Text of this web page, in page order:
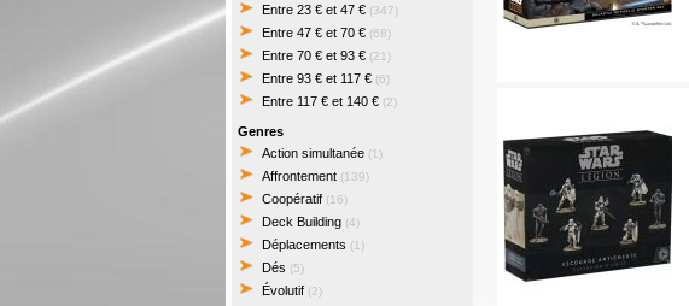
Entre 23 € et 47 € (347)
Entre 47 € et 70 € (68)
Entre 70 € et 93 € (21)
Entre 93 € et 117 € (6)
Entre 117 € et 140 € (2)
Genres
Action simultanée (1)
Affrontement (139)
Coopératif (16)
Deck Building (4)
Déplacements (1)
Dés (5)
Évolutif (2)